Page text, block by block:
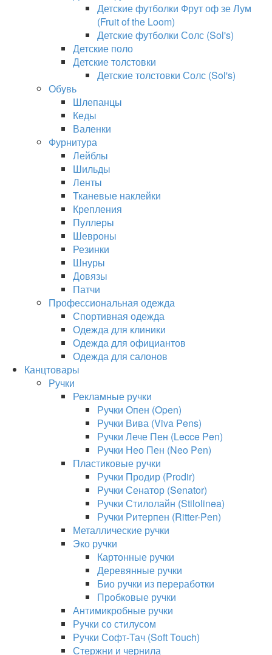
Детские футболки Фрут оф зе Лум
(Fruit of the Loom)
Детские футболки Солс (Sol's)
Детские поло
Детские толстовки
Детские толстовки Солс (Sol's)
Обувь
Шлепанцы
Кеды
Валенки
Фурнитура
Лейблы
Шильды
Ленты
Тканевые наклейки
Крепления
Пуллеры
Шевроны
Резинки
Шнуры
Довязы
Патчи
Профессиональная одежда
Спортивная одежда
Одежда для клиники
Одежда для официантов
Одежда для салонов
Канцтовары
Ручки
Рекламные ручки
Ручки Опен (Open)
Ручки Вива (Viva Pens)
Ручки Лече Пен (Lecce Pen)
Ручки Нео Пен (Neo Pen)
Пластиковые ручки
Ручки Продир (Prodir)
Ручки Сенатор (Senator)
Ручки Стилолайн (Stilolinea)
Ручки Ритерпен (Ritter-Pen)
Металлические ручки
Эко ручки
Картонные ручки
Деревянные ручки
Био ручки из переработки
Пробковые ручки
Антимикробные ручки
Ручки со стилусом
Ручки Софт-Тач (Soft Touch)
Стержни и чернила